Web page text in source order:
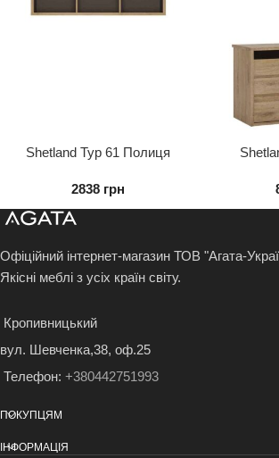
Shetland Typ 61 Полиця
2838 грн
Офіційний інтернет-магазин ТОВ "Агата-
Якісні меблі з усіх країн світу.
Кропивницький
вул. Шевченка,38, оф.25
Телефон: +380442751993
ПОКУПЦЯМ
ІНФОРМАЦІЯ